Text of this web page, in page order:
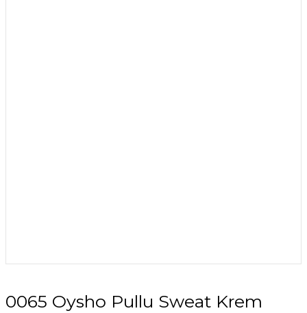
0065 Oysho Pullu Sweat Krem